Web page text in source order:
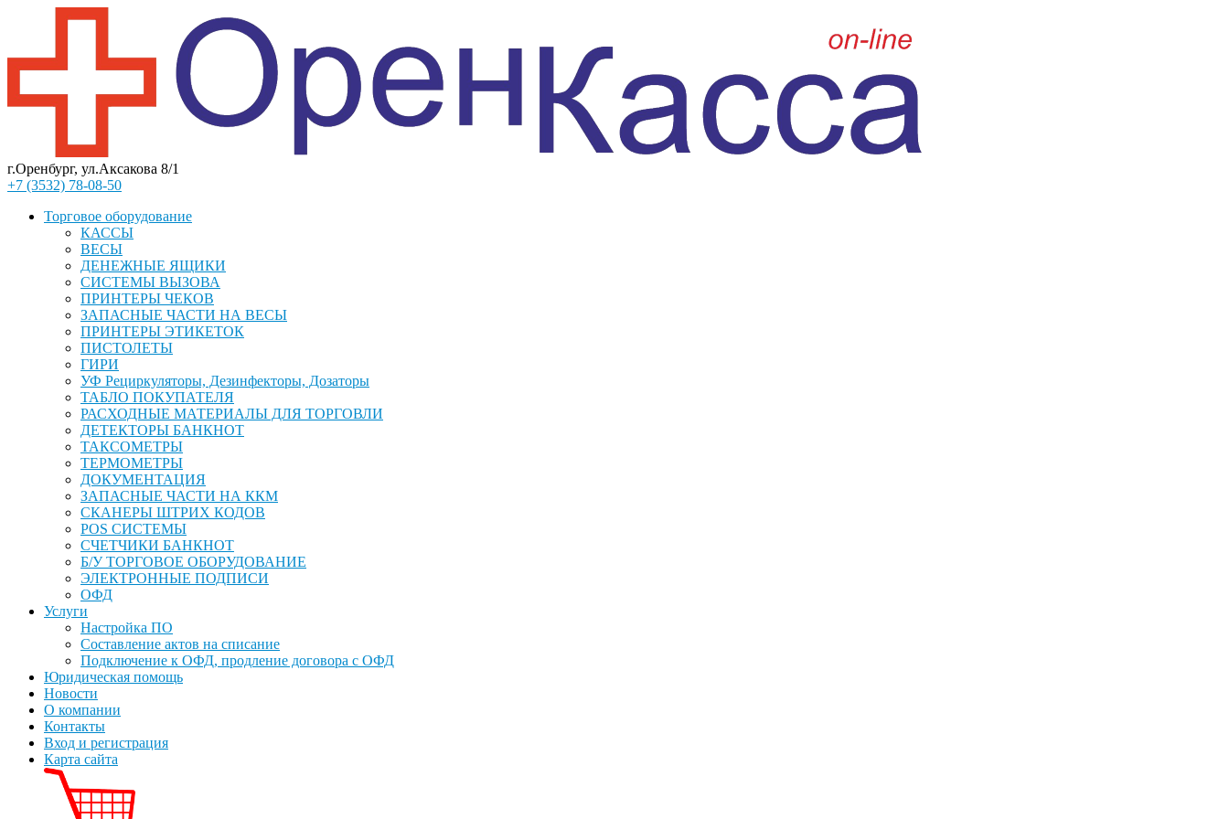
г.Оренбург, ул.Аксакова 8/1
+7 (3532) 78-08-50
Торговое оборудование
КАССЫ
ВЕСЫ
ДЕНЕЖНЫЕ ЯЩИКИ
СИСТЕМЫ ВЫЗОВА
ПРИНТЕРЫ ЧЕКОВ
ЗАПАСНЫЕ ЧАСТИ НА ВЕСЫ
ПРИНТЕРЫ ЭТИКЕТОК
ПИСТОЛЕТЫ
ГИРИ
УФ Рециркуляторы, Дезинфекторы, Дозаторы
ТАБЛО ПОКУПАТЕЛЯ
РАСХОДНЫЕ МАТЕРИАЛЫ ДЛЯ ТОРГОВЛИ
ДЕТЕКТОРЫ БАНКНОТ
ТАКСОМЕТРЫ
ТЕРМОМЕТРЫ
ДОКУМЕНТАЦИЯ
ЗАПАСНЫЕ ЧАСТИ НА ККМ
СКАНЕРЫ ШТРИХ КОДОВ
POS СИСТЕМЫ
СЧЕТЧИКИ БАНКНОТ
Б/У ТОРГОВОЕ ОБОРУДОВАНИЕ
ЭЛЕКТРОННЫЕ ПОДПИСИ
ОФД
Услуги
Настройка ПО
Составление актов на списание
Подключение к ОФД, продление договора с ОФД
Юридическая помощь
Новости
О компании
Контакты
Вход и регистрация
Карта сайта